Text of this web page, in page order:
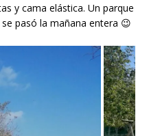
y cama elástica. Un parque
pasó la mañana entera 😉